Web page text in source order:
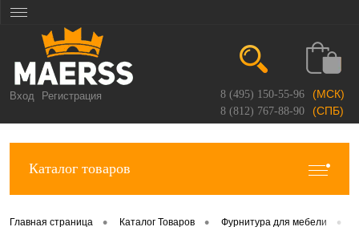
Вход Регистрация 8 (495) 150-55-96 (МСК)
8 (812) 767-88-90 (СПБ)
Каталог товаров
Главная страница • Каталог Товаров • Фурнитура для мебели •